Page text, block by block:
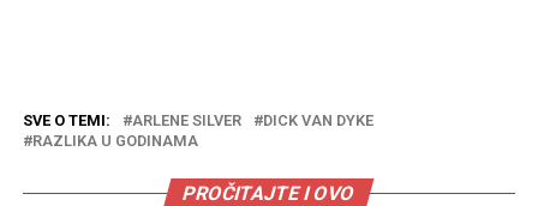
SVE O TEMI: ARLENE SILVER
DICK VAN DYKE
RAZLIKA U GODINAMA
PROČITAJTE I OVO